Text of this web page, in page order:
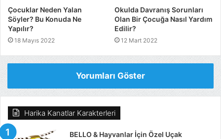
Çocuklar Neden Yalan
Söyler? Bu Konuda Ne
Yapılır?
18 Mayıs 2022
Okulda Davranış Sorunları
Olan Bir Çocuğa Nasıl Yardım
Edilir?
12 Mart 2022
Yorumları Göster
Harika Kanatlar Karakterleri
BELLO & Hayvanlar İçin Özel Uçak